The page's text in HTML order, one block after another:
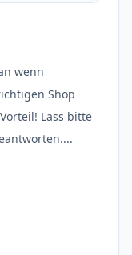
wenn
Shop
Lass bitte